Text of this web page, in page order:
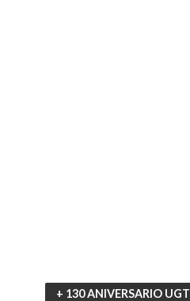
+ 130 ANIVERSARIO UGT